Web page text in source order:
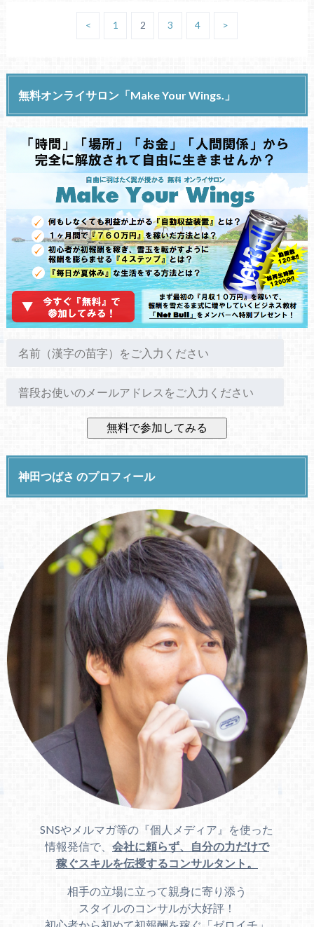
< 1 2 3 4 >
無料オンライサロン「Make Your Wings.」
神田つばさ のプロフィール
SNSやメルマガ等の『個人メディア』を使った
情報発信で、 会社に頼らず、自分の力だけで
稼ぐスキルを伝授するコンサルタント。
相手の立場に立って親身に寄り添う
スタイルのコンサルが大好評！